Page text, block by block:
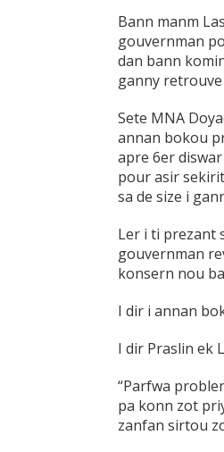
Bann manm
gouvernman
dan bann
ganny
Sete MNA
annan bokou
apre 6er
pour asir
sa de size i
Ler i ti prezant
gouvernman
konsern nou
I dir i annan
I dir Praslin ek
“Parfwa
pa konn zot
zanfan sirtou